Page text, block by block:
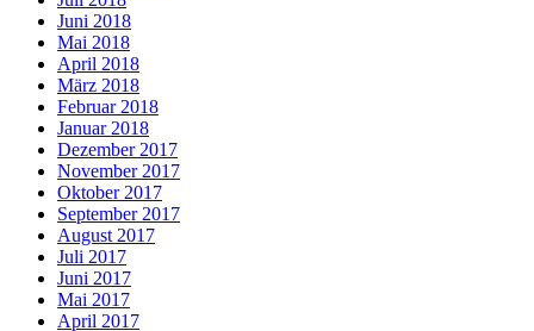
Juni 2018
Mai 2018
April 2018
März 2018
Februar 2018
Januar 2018
Dezember 2017
November 2017
Oktober 2017
September 2017
August 2017
Juli 2017
Juni 2017
Mai 2017
April 2017